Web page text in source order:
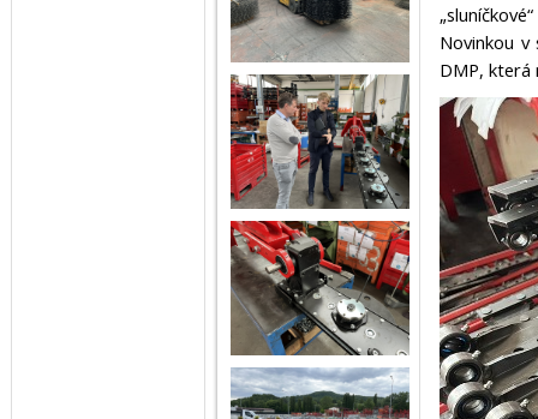
Novinkou v
DMP, která